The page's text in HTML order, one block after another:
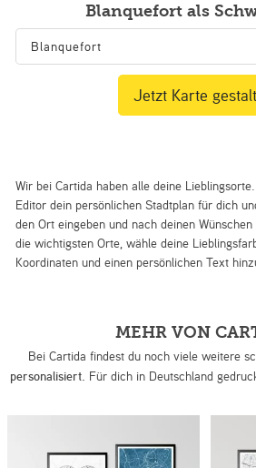
Blanquefort als
Wir bei Cartida haben alle deine
Editor dein persönlichen Stadtplan für dich
den Ort eingeben und nach deinen
die wichtigsten Orte, wähle deine
Koordinaten und einen persönlichen Text
Jetzt Karte
MEHR VON
Bei Cartida findest du noch viele weitere
personalisiert. Für dich in Deutschland